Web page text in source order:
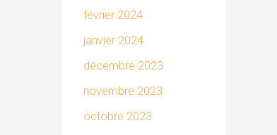
février 2024
janvier 2024
décembre 2023
novembre 2023
octobre 2023